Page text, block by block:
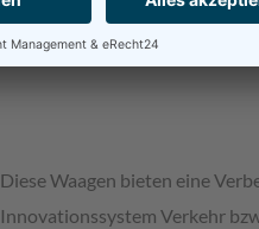
Diese Waagen bieten eine
Innovationssystem Verkehr